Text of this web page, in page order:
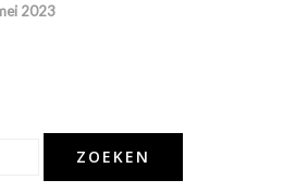
2023